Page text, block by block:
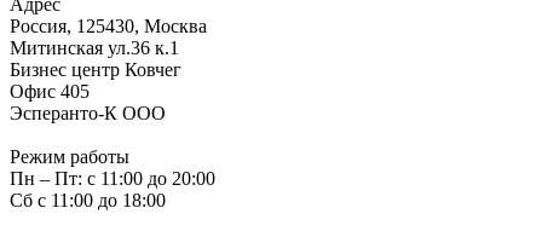
Россия, 125430, Москва
Митинская ул.36 к.1
Бизнес центр Ковчег
Офис 405
Эсперанто-К ООО
Режим работы
Пн – Пт: с 11:00 до 20:00
Сб с 11:00 до 18:00